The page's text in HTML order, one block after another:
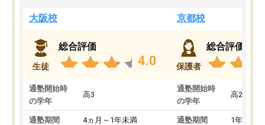
大阪校
生徒
総合評価
4.0
通塾開始時
の学年
高3
通塾期間 4ヵ月～1年未満
京都校
保護者
総合評価
通塾開始時
の学年
高2
通塾期間 1年以上